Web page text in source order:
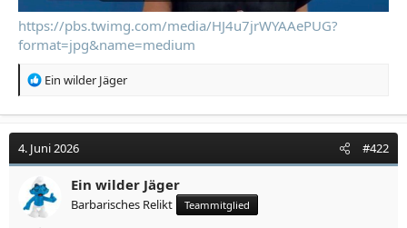
https://pbs.twimg.com/media/HJ4u7jrWYAAePUG?
format=jpg&name=medium
R
a
t
i
n
e
Ein wilder Jäger
4. Juni 2026 #422
Ein wilder Jäger
Barbarisches Relikt Teammitglied